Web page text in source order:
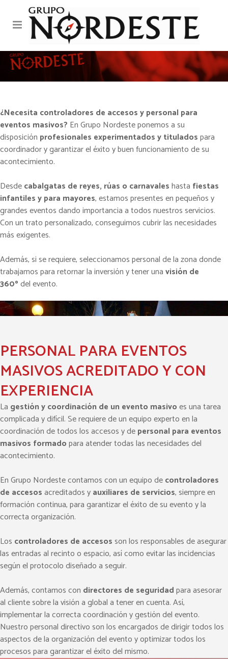
EVENTOS MASIVOS
¿Necesita controladores de accesos y personal para
eventos masivos? En Grupo Nordeste ponemos a su
disposición profesionales experimentados y tituladospara
coordinador y garantizar el éxito y buen funcionamiento de su
acontecimiento.
Desdecabalgatas de reyes, rúas o carnavaleshasta fiestas
infantiles y para mayores, estamos presentes en pequeños y
grandes eventos dando importancia a todos nuestros servicios.
Con un trato personalizado, conseguimos cubrir las necesidades
más exigentes.
Además, si se requiere, seleccionamos personal de la zona donde
trabajamos para retornar la inversión y tener unavisión de
360ºdel evento.
Solicita nuestro servicio
PERSONAL PARA EVENTOS
MASIVOS ACREDITADO Y CON
EXPERIENCIA
La gestión y coordinación de un evento masivoes una tarea
complicada y difícil. Se requiere de un equipo experto en la
coordinación de todos los accesos y depersonal para eventos
masivos formadopara atender todas las necesidades del
acontecimiento.
En Grupo Nordeste contamos con un equipo decontroladores
de accesosacreditados yauxiliares de servicios, siempre en
formación continua, para garantizar el éxito de su evento y la
correcta organización.
Los controladores de accesos son los responsables de asegurar
las entradas al recinto o espacio, así como evitar las incidencias
según el protocolo diseñado a seguir.
Además, contamos con directores de seguridadpara asesorar
al cliente sobre la visión a global a tener en cuenta. Así,
implementar la correcta coordinación y gestión del evento.
Nuestro personal directivo son los encargados de dirigir todos los
aspectos de la organización del evento y optimizar todos los
procesos para garantizar el éxito del mismo.